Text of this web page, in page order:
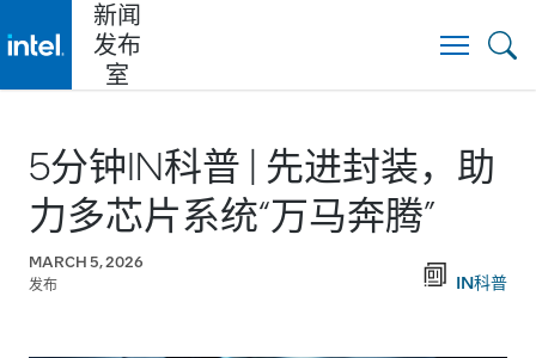
新闻
发布
室
5分钟IN科普 | 先进封装，助
力多芯片系统“万马奔腾”
MARCH 5, 2026
发布
IN科普